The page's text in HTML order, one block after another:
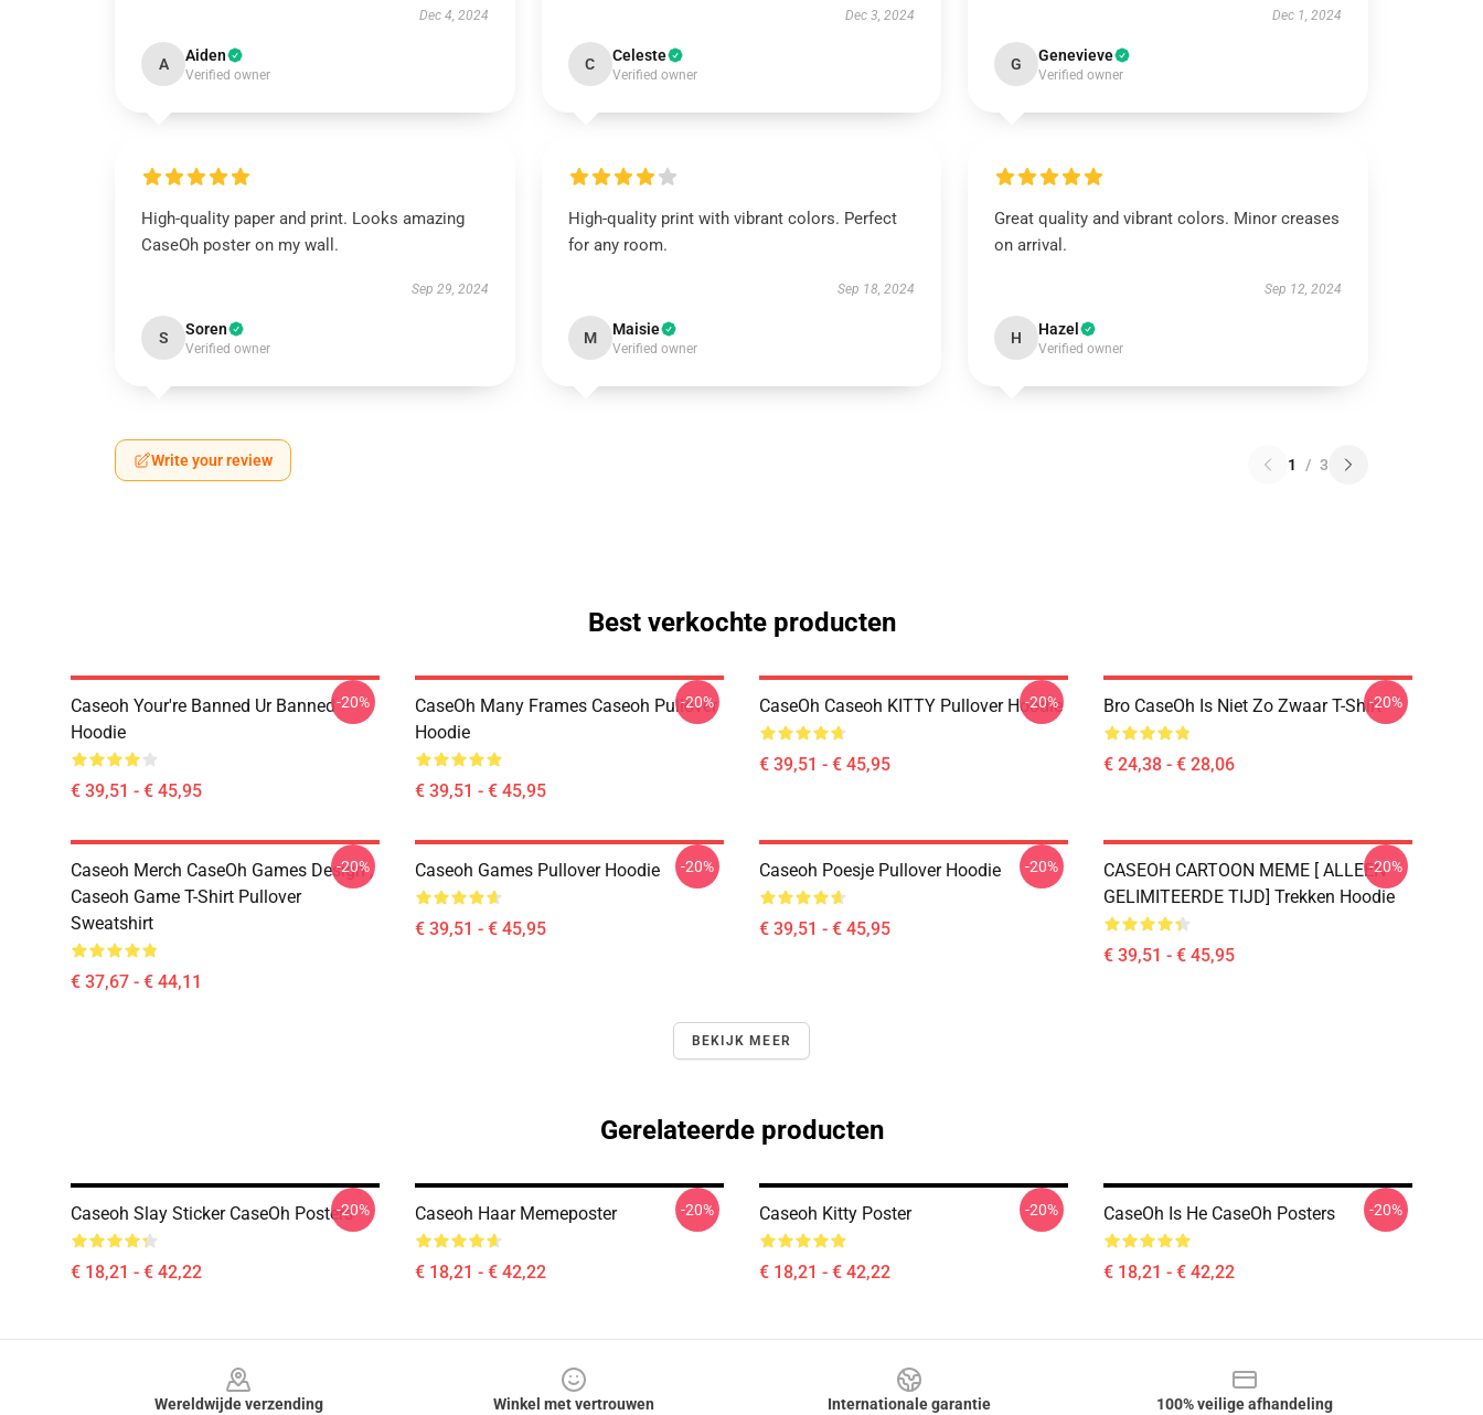
Dec 4, 2024
A Aiden
Verified owner
Dec 3, 2024
C Celeste
Verified owner
Dec 1, 2024
G Genevieve
Verified owner
High-quality paper and print. Looks amazing
CaseOh poster on my wall.
Sep 29, 2024
S Soren
Verified owner
High-quality print with vibrant colors. Perfect
for any room.
Sep 18, 2024
M Maisie
Verified owner
Great quality and vibrant colors. Minor creases
on arrival.
Sep 12, 2024
H Hazel
Verified owner
Write your review 1 / 3
Best verkochte producten
Caseoh Your're Banned Ur Banned
Hoodie
€ 39,51 - € 45,95
-20%
CaseOh Many Frames Caseoh Pullover
Hoodie
€ 39,51 - € 45,95
-20% CaseOh Caseoh KITTY Pullover Hoodie
€ 39,51 - € 45,95
-20% Bro CaseOh Is Niet Zo Zwaar T-Shirt
€ 24,38 - € 28,06
-20%
Caseoh Merch CaseOh Games Design ,
Caseoh Game T-Shirt Pullover
Sweatshirt
€ 37,67 - € 44,11
-20% Caseoh Games Pullover Hoodie
€ 39,51 - € 45,95
-20% Caseoh Poesje Pullover Hoodie
€ 39,51 - € 45,95
-20%
CASEOH CARTOON MEME [ ALLEEN
GELIMITEERDE TIJD] Trekken Hoodie
€ 39,51 - € 45,95
-20%
BEKIJK MEER
Gerelateerde producten
Caseoh Slay Sticker CaseOh Posters
€ 18,21 - € 42,22
-20% Caseoh Haar Memeposter
€ 18,21 - € 42,22
-20% Caseoh Kitty Poster
€ 18,21 - € 42,22
-20% CaseOh Is He CaseOh Posters
€ 18,21 - € 42,22
-20%
Wereldwijde verzending Winkel met vertrouwen Internationale garantie 100% veilige afhandeling